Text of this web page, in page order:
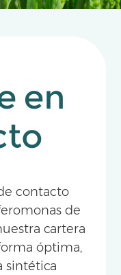
en
contacto
de
cartera
óptima,
sintética